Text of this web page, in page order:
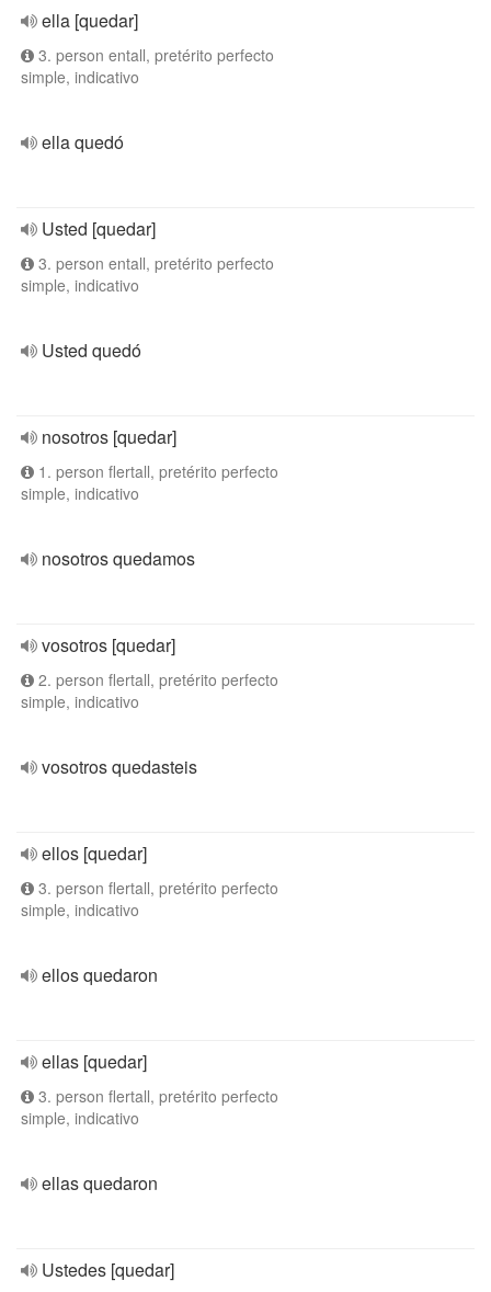
ella [quedar]
3. person entall, pretérito perfecto
simple, indicativo
ella quedó
Usted [quedar]
3. person entall, pretérito perfecto
simple, indicativo
Usted quedó
nosotros [quedar]
1. person flertall, pretérito perfecto
simple, indicativo
nosotros quedamos
vosotros [quedar]
2. person flertall, pretérito perfecto
simple, indicativo
vosotros quedasteis
ellos [quedar]
3. person flertall, pretérito perfecto
simple, indicativo
ellos quedaron
ellas [quedar]
3. person flertall, pretérito perfecto
simple, indicativo
ellas quedaron
Ustedes [quedar]